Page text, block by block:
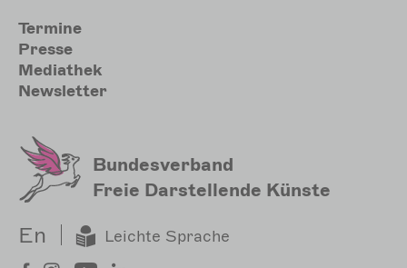
Sekundärmenu
Termine
Presse
Mediathek
Newsletter
Bundesverband
Freie Darstellende Künste
En Leichte Sprache